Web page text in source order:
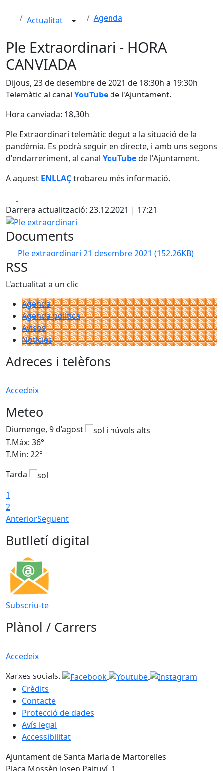
Actualitat Agenda
Ple Extraordinari - HORA
CANVIADA
Dijous, 23 de desembre de 2021 de 18:30h a 19:30h
Telemàtic al canal YouTubede l'Ajuntament.
Hora canviada: 18,30h
Ple Extraordinari telemàtic degut a la situació de la
pandèmia. Es podrà seguir en directe, i amb uns segons
d'endarreriment, al canal YouTubede l'Ajuntament.
A aquest ENLLAÇtrobareu més informació.
Darrera actualització: 23.12.2021 | 17:21
Ple extraordinari
Documents
Ple extraordinari 21 desembre 2021 (152.26KB)
RSS
L'actualitat a un clic
Agenda
Agenda política
Avisos
Notícies
Adreces i telèfons
Accedeix
Meteo
Diumenge, 9 d’agost
T.Màx: 36°
T.Min: 22°
Tarda
1
2
AnteriorSegüent
Butlletí digital
Subscriu-te
Plànol / Carrers
Accedeix
Xarxes socials:
Crèdits
Contacte
Protecció de dades
Avís legal
Accessibilitat
Ajuntament de Santa Maria de Martorelles
Plaça Mossèn Josep Paituví, 1